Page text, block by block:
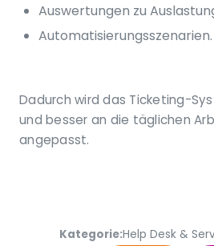
Auswertungen zu
Automatisierungsszenarien.
Dadurch wird das Ticketing-
und besser an die täglichen
angepasst.
Kategorie:Help Desk &